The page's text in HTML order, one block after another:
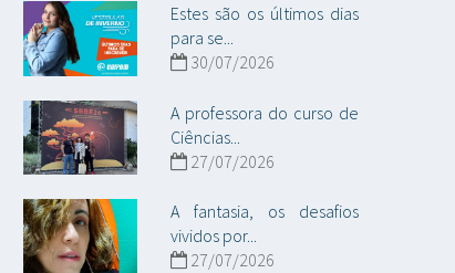
Estes são os últimos dias
para se...
30/07/2026
A professora do curso de
Ciências...
27/07/2026
A fantasia, os desafios
vividos por...
27/07/2026